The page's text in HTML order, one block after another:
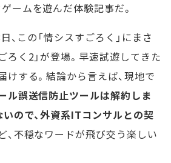
ームを遊んだ体験記事だ。
この「情シスすごろく」にまさ
ろく2」が登場。早速試遊してきた
けする。結論から言えば、現地で
ル誤送信防止ツールは解約しま
いので、外資系ITコンサルとの契
、不穏なワードが飛び交う楽しい